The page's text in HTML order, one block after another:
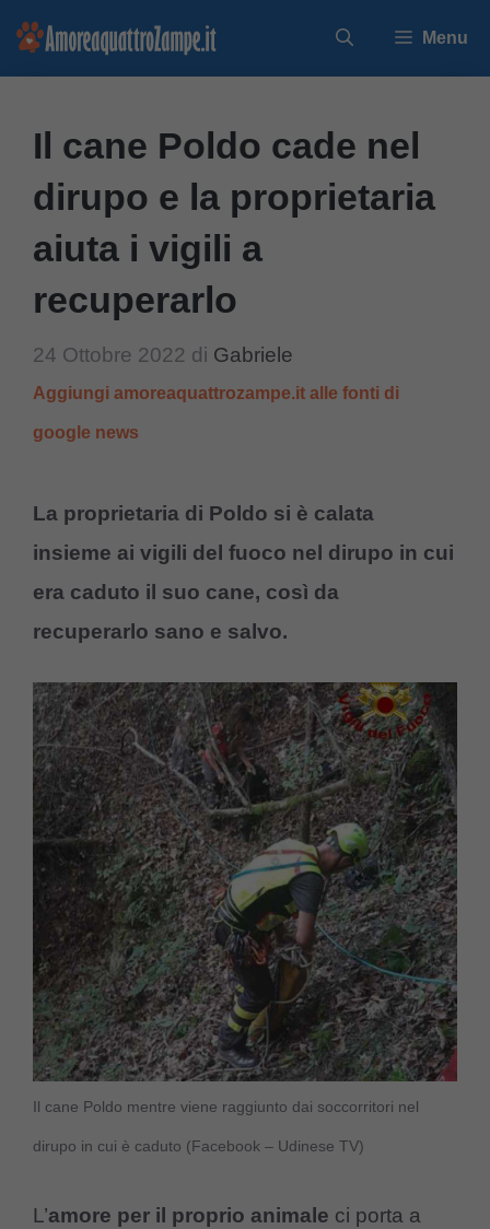
Vai
Menu
Il cane Poldo cade nel
dirupo e la proprietaria
aiuta i vigili a
recuperarlo
24 Ottobre 2022 di Gabriele
Aggiungi amoreaquattrozampe.it alle fonti di
google news
La proprietaria di Poldo si è calata
insieme ai vigili del fuoco nel dirupo in cui
era caduto il suo cane, così da
recuperarlo sano e salvo.
Il cane Poldo mentre viene raggiunto dai soccorritori nel
dirupo in cui è caduto (Facebook – Udinese TV)
L’amore per il proprio animale ci porta a